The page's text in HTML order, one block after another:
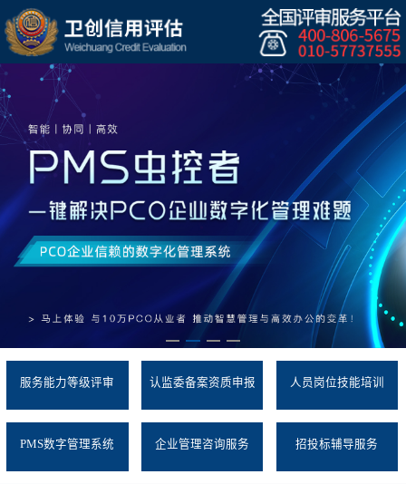
服务能力等级评审 认监委备案资质申报 人员岗位技能培训
PMS数字管理系统 企业管理咨询服务 招投标辅导服务